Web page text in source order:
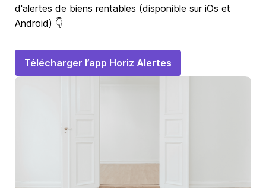
d'alertes de biens rentables (disponible sur iOs et
Android) 👇
Télécharger l’app Horiz Alertes